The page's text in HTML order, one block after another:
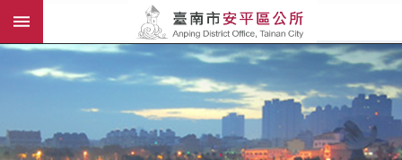
跳到主要內容區塊